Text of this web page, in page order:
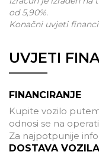
od 5,90%.
Konačni uvjeti
UVJETI
FINANCIRANJE
Kupite vozilo
odnosi se na
Za najpotpunije
DOSTAVA VOZILA